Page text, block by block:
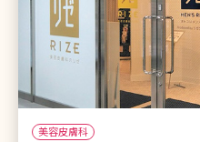
美容皮膚科